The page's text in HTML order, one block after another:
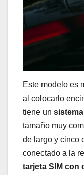
Este modelo es
al colocarlo
tiene un
tamaño muy
de largo y cinco
conectado a la
tarjeta SIM con